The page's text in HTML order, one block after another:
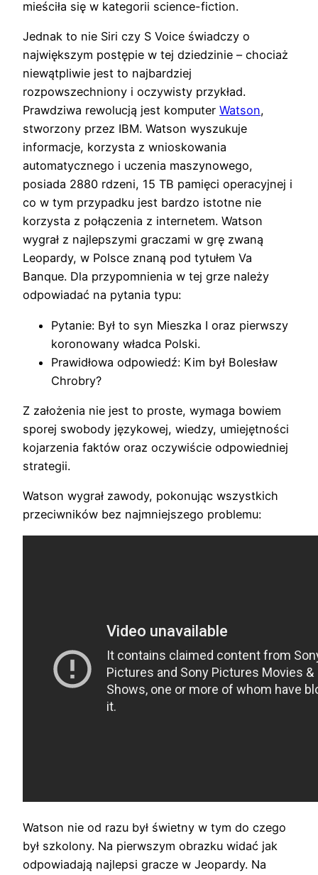
mieściła się w kategorii science-fiction.
Jednak to nie Siri czy S Voice świadczy o
największym postępie w tej dziedzinie – chociaż
niewątpliwie jest to najbardziej
rozpowszechniony i oczywisty przykład.
Prawdziwa rewolucją jest komputer Watson,
stworzony przez IBM. Watson wyszukuje
informacje, korzysta z wnioskowania
automatycznego i uczenia maszynowego,
posiada 2880 rdzeni, 15 TB pamięci operacyjnej i
co w tym przypadku jest bardzo istotne nie
korzysta z połączenia z internetem. Watson
wygrał z najlepszymi graczami w grę zwaną
Leopardy, w Polsce znaną pod tytułem Va
Banque. Dla przypomnienia w tej grze należy
odpowiadać na pytania typu:
Pytanie: Był to syn Mieszka I oraz pierwszy
koronowany władca Polski.
Prawidłowa odpowiedź: Kim był Bolesław
Chrobry?
Z założenia nie jest to proste, wymaga bowiem
sporej swobody językowej, wiedzy, umiejętności
kojarzenia faktów oraz oczywiście odpowiedniej
strategii.
Watson wygrał zawody, pokonując wszystkich
przeciwników bez najmniejszego problemu:
Watson nie od razu był świetny w tym do czego
był szkolony. Na pierwszym obrazku widać jak
odpowiadają najlepsi gracze w Jeopardy. Na